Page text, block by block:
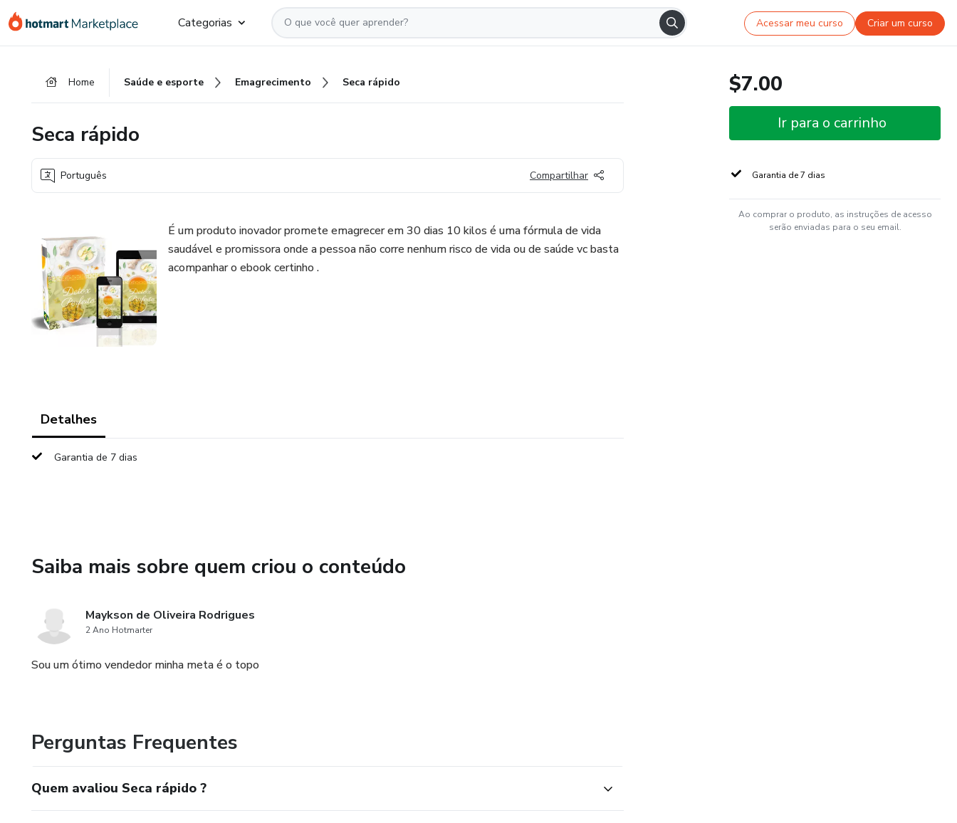
para
para
para
Categorias Acessar meu curso Criar um curso
Home Saúde e esporte Emagrecimento Seca rápido
Seca rápido
Português Compartilhar
É um produto inovador promete emagrecer em 30 dias 10 kilos é uma fórmula de vida
saudável e promissora onde a pessoa não corre nenhum risco de vida ou de saúde vc basta
acompanhar o ebook certinho .
Detalhes
Garantia de 7 dias
Saiba mais sobre quem criou o conteúdo
Maykson de Oliveira Rodrigues
2 Ano Hotmarter
Sou um ótimo vendedor minha meta é o topo
Perguntas Frequentes
Quem avaliou Seca rápido ?
$7.00
Ir para o carrinho
Garantia de 7 dias
Ao comprar o produto, as instruções de acesso
serão enviadas para o seu email.